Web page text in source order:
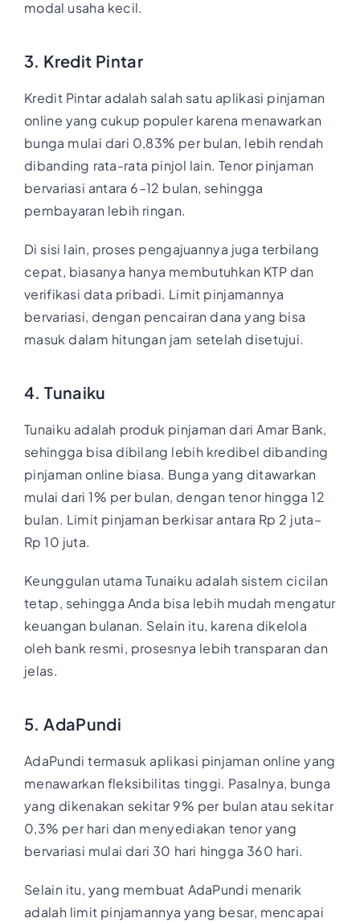
modal usaha kecil.
3. Kredit Pintar
Kredit Pintar adalah salah satu aplikasi pinjaman
online yang cukup populer karena menawarkan
bunga mulai dari 0,83% per bulan, lebih rendah
dibanding rata-rata pinjol lain. Tenor pinjaman
bervariasi antara 6–12 bulan, sehingga
pembayaran lebih ringan.
Di sisi lain, proses pengajuannya juga terbilang
cepat, biasanya hanya membutuhkan KTP dan
verifikasi data pribadi. Limit pinjamannya
bervariasi, dengan pencairan dana yang bisa
masuk dalam hitungan jam setelah disetujui.
4. Tunaiku
Tunaiku adalah produk pinjaman dari Amar Bank,
sehingga bisa dibilang lebih kredibel dibanding
pinjaman online biasa. Bunga yang ditawarkan
mulai dari 1% per bulan, dengan tenor hingga 12
bulan. Limit pinjaman berkisar antara Rp 2 juta–
Rp 10 juta.
Keunggulan utama Tunaiku adalah sistem cicilan
tetap, sehingga Anda bisa lebih mudah mengatur
keuangan bulanan. Selain itu, karena dikelola
oleh bank resmi, prosesnya lebih transparan dan
jelas.
5. AdaPundi
AdaPundi termasuk aplikasi pinjaman online yang
menawarkan fleksibilitas tinggi. Pasalnya, bunga
yang dikenakan sekitar 9% per bulan atau sekitar
0,3% per hari dan menyediakan tenor yang
bervariasi mulai dari 30 hari hingga 360 hari.
Selain itu, yang membuat AdaPundi menarik
adalah limit pinjamannya yang besar, mencapai